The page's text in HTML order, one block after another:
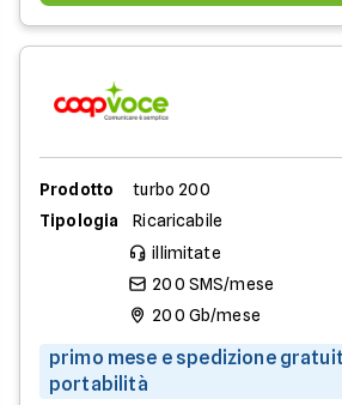
Prodotto
turbo 200
Tipologia
Ricaricabile
illimitate
200 SMS/mese
200 Gb/mese
primo mese e spedizione
portabilità